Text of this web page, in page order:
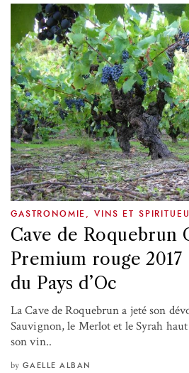
GASTRONOMIE ,VINS ET
Cave de Roquebrun
Premium rouge 2017
du Pays d’Oc
La Cave de Roquebrun a jeté son
Sauvignon, le Merlot et le Syrah
son vin..
by GAELLE ALBAN